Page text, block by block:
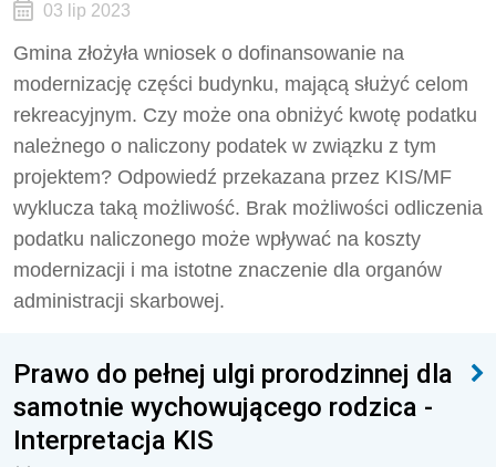
03 lip 2023
Gmina złożyła wniosek o dofinansowanie na
modernizację części budynku, mającą służyć celom
rekreacyjnym. Czy może ona obniżyć kwotę podatku
należnego o naliczony podatek w związku z tym
projektem? Odpowiedź przekazana przez KIS/MF
wyklucza taką możliwość. Brak możliwości odliczenia
podatku naliczonego może wpływać na koszty
modernizacji i ma istotne znaczenie dla organów
administracji skarbowej.
Prawo do pełnej ulgi prorodzinnej dla
samotnie wychowującego rodzica -
Interpretacja KIS